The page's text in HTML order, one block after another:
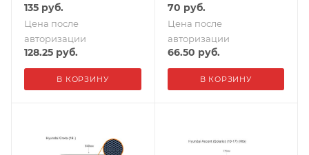
135 руб.
Цена после
авторизации
128.25 руб.
В КОРЗИНУ
70 руб.
Цена после
авторизации
66.50 руб.
В КОРЗИНУ